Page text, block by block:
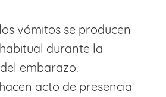
vómitos se producen
durante la
embarazo.
acto de presencia